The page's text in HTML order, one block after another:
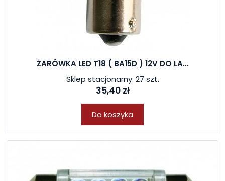
ŻARÓWKA LED T18 ( BA15D ) 12V DO LA...
Sklep stacjonarny: 27 szt.
35,40 zł
Do koszyka